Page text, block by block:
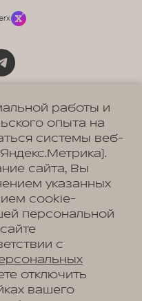
данных третьим лицам
МКАД
работы и
опыта на
системы веб-
сайта, Вы
указанных
cookie-
персональной
с
отключить
вашего